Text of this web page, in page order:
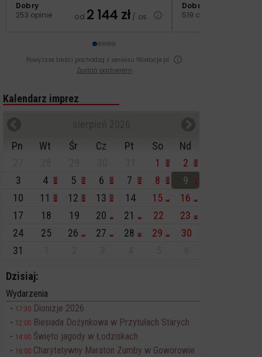
Dobry
253 opinie
od 2 144 zł/ os.
Dobry
519 opinii
Powyższe treści pochodzą z serwisu Wakacje.pl
Zostań partnerem
Kalendarz imprez
Pn
Wt Śr Cz Pt So
Nd
1
2
3
4 5 6 7 8
9
10
11 12 13 14 15
16
17
18 19 20 21 22
23
24
25 26 27 28 29
30
31
Dzisiaj:
Wydarzenia
17:30 Dionizje 2026
12:00 Biesiada Dożynkowa w Przytułach Starych
14:00 Święto jagody w Łodziskach
16:00 Charytatywny Maraton Zumby w Goworowie